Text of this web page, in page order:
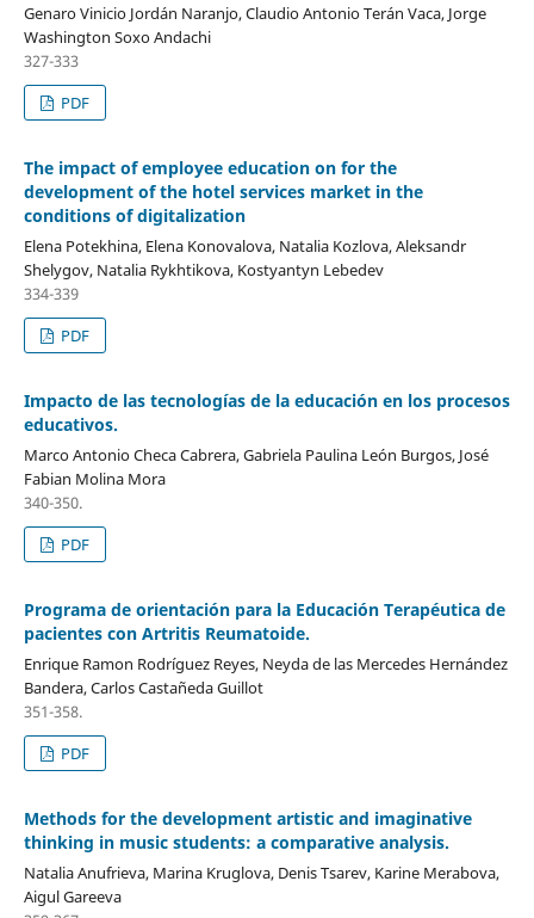
Genaro Vinicio Jordán Naranjo, Claudio Antonio Terán Vaca, Jorge
Washington Soxo Andachi
327-333
PDF
The impact of employee education on for the
development of the hotel services market in the
conditions of digitalization
Elena Potekhina, Elena Konovalova, Natalia Kozlova, Aleksandr
Shelygov, Natalia Rykhtikova, Kostyantyn Lebedev
334-339
PDF
Impacto de las tecnologías de la educación en los procesos
educativos.
Marco Antonio Checa Cabrera, Gabriela Paulina León Burgos, José
Fabian Molina Mora
340-350.
PDF
Programa de orientación para la Educación Terapéutica de
pacientes con Artritis Reumatoide.
Enrique Ramon Rodríguez Reyes, Neyda de las Mercedes Hernández
Bandera, Carlos Castañeda Guillot
351-358.
PDF
Methods for the development artistic and imaginative
thinking in music students: a comparative analysis.
Natalia Anufrieva, Marina Kruglova, Denis Tsarev, Karine Merabova,
Aigul Gareeva